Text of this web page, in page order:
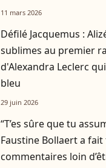
11 mars 2026
Défilé Jacquemus :
sublimes au premier
d'Alexandra Leclerc
bleu
29 juin 2026
“T’es sûre que tu
Faustine Bollaert a fait
commentaires loin